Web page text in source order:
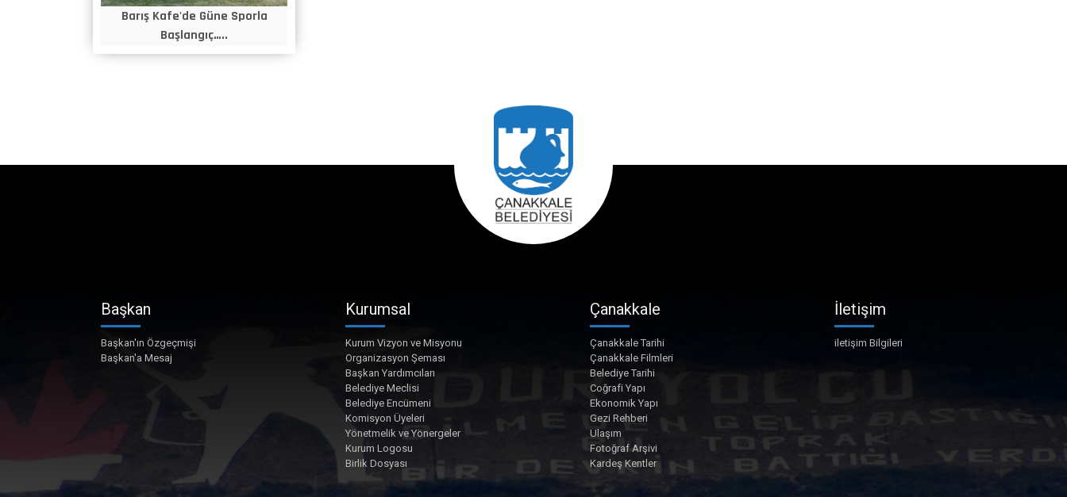
Barış Kafe'de Güne Sporla
Başlangıç…..
Başkan
Başkan'ın Özgeçmişi
Başkan'a Mesaj
Kurumsal
Kurum Vizyon ve Misyonu
Organizasyon Şeması
Başkan Yardımcıları
Belediye Meclisi
Belediye Encümeni
Komisyon Üyeleri
Yönetmelik ve Yönergeler
Kurum Logosu
Birlik Dosyası
Çanakkale
Çanakkale Tarihi
Çanakkale Filmleri
Belediye Tarihi
Coğrafi Yapı
Ekonomik Yapı
Gezi Rehberi
Ulaşım
Fotoğraf Arşivi
Kardeş Kentler
İletişim
iletişim Bilgileri